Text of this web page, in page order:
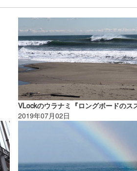
2019年07月02日